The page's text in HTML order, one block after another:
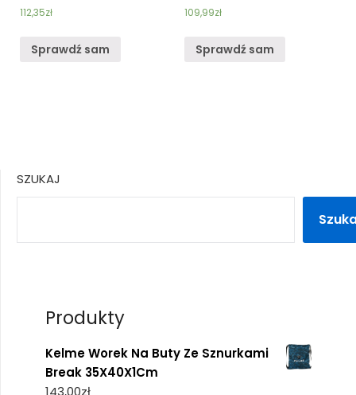
112,35zł
Sprawdź sam
109,99zł
Sprawdź sam
SZUKAJ
Produkty
Kelme Worek Na Buty Ze Sznurkami
Break 35X40X1Cm
143,00zł